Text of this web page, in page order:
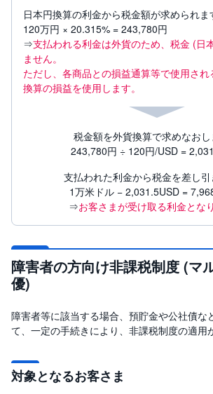
日本円換算の利金から税金額が求められま
120万円 × 20.315% = 243,780円
⇒支払われる利金は外貨のため、税金 (日
ません。
ただし、各商品との損益通算等で使用さ
換算の損益を使用します。
税金額を外貨換算で求めなおし
243,780円 ÷ 120円/USD =
支払われた利金から税金を差し引
1万米ドル − 2,031.5USD =
⇒お客さまが受け取る利金となり
障害者の方向け非課税制度 (マ
優)
障害者等に該当する場合、預貯金や公社債な
て、一定の手続きにより、非課税制度の適用
対象となるお客さま